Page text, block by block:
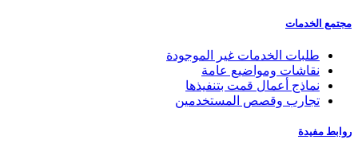
مجتمع الخدمات
طلبات الخدمات غير الموجودة
نقاشات ومواضيع عامة
نماذج أعمال قمت بتنفيذها
تجارب وقصص المستخدمين
روابط مفيدة